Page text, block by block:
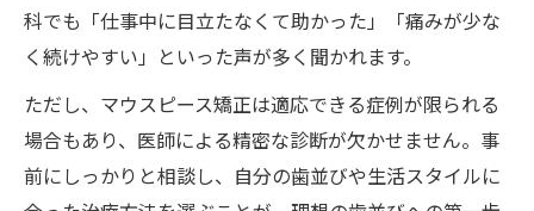
科でも「仕事中に目立たなくて助かった」「痛みが少な
く続けやすい」といった声が多く聞かれます。
ただし、マウスピース矯正は適応できる症例が限られる
場合もあり、医師による精密な診断が欠かせません。事
前にしっかりと相談し、自分の歯並びや生活スタイルに